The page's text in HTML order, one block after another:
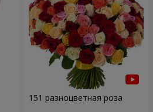
151 разноцветная роза